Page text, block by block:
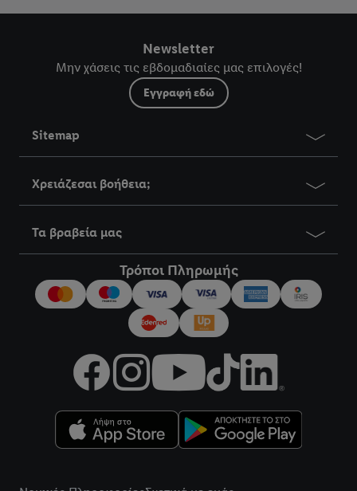
Newsletter
Μην χάσεις τις εβδομαδιαίες μας επιλογές!
Εγγραφή εδώ
Sitemap
Χρειάζεσαι βοήθεια;
Τα βραβεία μας
Τρόποι Πληρωμής